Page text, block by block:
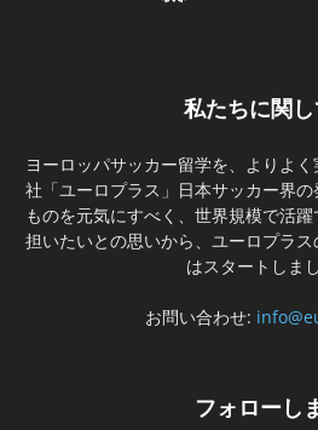
私たちに関
ヨーロッパサッカー留学を、よりよ
社「ユーロプラス」日本サッカー界
ものを元気にすべく、世界規模で活
担いたいとの思いから、ユーロプラ
はスタートしまし
お問い合わせ:
フォローし